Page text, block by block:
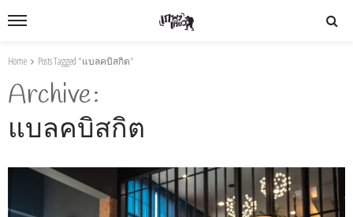
Home Posts Tagged "แบลคบิสกิต"
Archive
แบลคบิสกิต